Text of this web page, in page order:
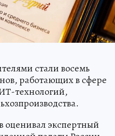
стали восемь
работающих в сфере
технологий,
оценивал экспертный